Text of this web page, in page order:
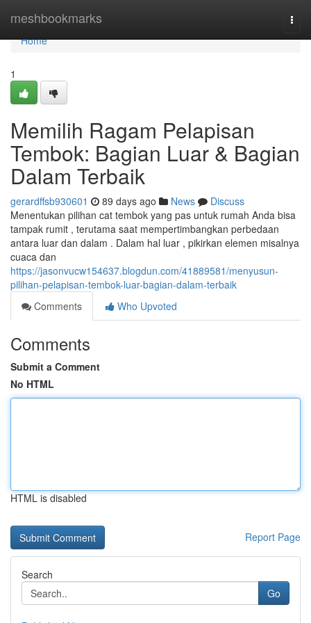
meshbookmarks
Home
Home
1
Memilih Ragam Pelapisan
Tembok: Bagian Luar & Bagian
Dalam Terbaik
gerardffsb930601 89 days ago News
Discuss
Menentukan pilihan cat tembok yang pas untuk rumah Anda bisa
tampak rumit , terutama saat mempertimbangkan perbedaan
antara luar dan dalam . Dalam hal luar , pikirkan elemen misalnya
cuaca dan
https://jasonvucw154637.blogdun.com/41889581/menyusun-
pilihan-pelapisan-tembok-luar-bagian-dalam-terbaik
Comments
Who Upvoted
Comments
Submit a Comment
No HTML
HTML is disabled
Report Page
Search
Go